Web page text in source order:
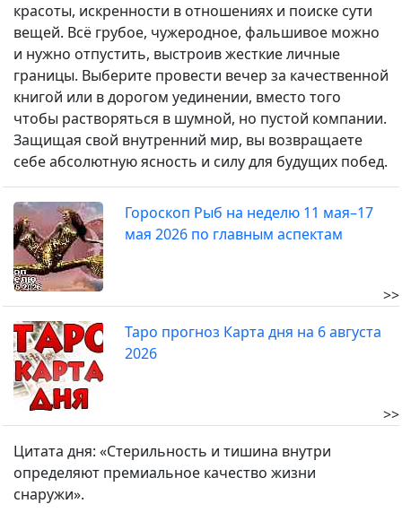
красоты, искренности в отношениях и поиске сути
вещей. Всё грубое, чужеродное, фальшивое можно
и нужно отпустить, выстроив жесткие личные
границы. Выберите провести вечер за качественной
книгой или в дорогом уединении, вместо того
чтобы растворяться в шумной, но пустой компании.
Защищая свой внутренний мир, вы возвращаете
себе абсолютную ясность и силу для будущих побед.
Гороскоп Рыб на неделю 11 мая–17
мая 2026 по главным аспектам
>>
Таро прогноз Карта дня на 6 августа
2026
>>
Цитата дня: «Стерильность и тишина внутри
определяют премиальное качество жизни
снаружи».